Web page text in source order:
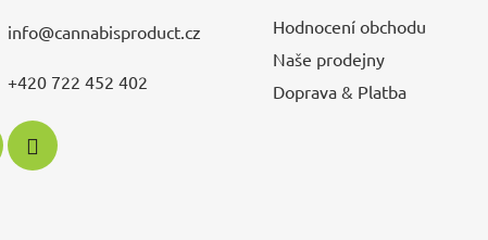
info@cannabisproduct.cz
+420 722 452 402
Hodnocení obchodu
Naše prodejny
Doprava & Platba